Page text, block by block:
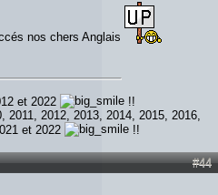
nos chers Anglais
et 2022
!!
2011, 2012, 2013, 2014, 2015, 2016,
et 2022
!!
#44